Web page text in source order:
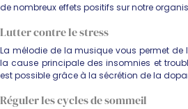
de nombreux effets positifs sur notre
Lutter contre le stress
La mélodie de la musique vous permet de
la cause principale des insomnies et
est possible grâce à la sécrétion de la
Réguler les cycles de sommeil